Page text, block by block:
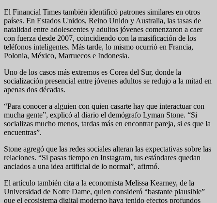
El Financial Times también identificó patrones similares en otros
países. En Estados Unidos, Reino Unido y Australia, las tasas de
natalidad entre adolescentes y adultos jóvenes comenzaron a caer
con fuerza desde 2007, coincidiendo con la masificación de los
teléfonos inteligentes. Más tarde, lo mismo ocurrió en Francia,
Polonia, México, Marruecos e Indonesia.
Uno de los casos más extremos es Corea del Sur, donde la
socialización presencial entre jóvenes adultos se redujo a la mitad en
apenas dos décadas.
“Para conocer a alguien con quien casarte hay que interactuar con
mucha gente”, explicó al diario el demógrafo Lyman Stone. “Si
socializas mucho menos, tardas más en encontrar pareja, si es que la
encuentras”.
Stone agregó que las redes sociales alteran las expectativas sobre las
relaciones. “Si pasas tiempo en Instagram, tus estándares quedan
anclados a una idea artificial de lo normal”, afirmó.
El artículo también cita a la economista Melissa Kearney, de la
Universidad de Notre Dame, quien consideró “bastante plausible”
que el ecosistema digital moderno haya tenido efectos profundos